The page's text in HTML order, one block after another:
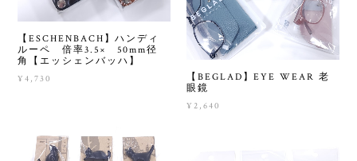
【ESCHENBACH】ハンディ
ルーペ 倍率3.5× 50mm径
角【エッシェンバッハ】
¥4,730
【BEGLAD】EYE WEAR 老
眼鏡
¥2,640